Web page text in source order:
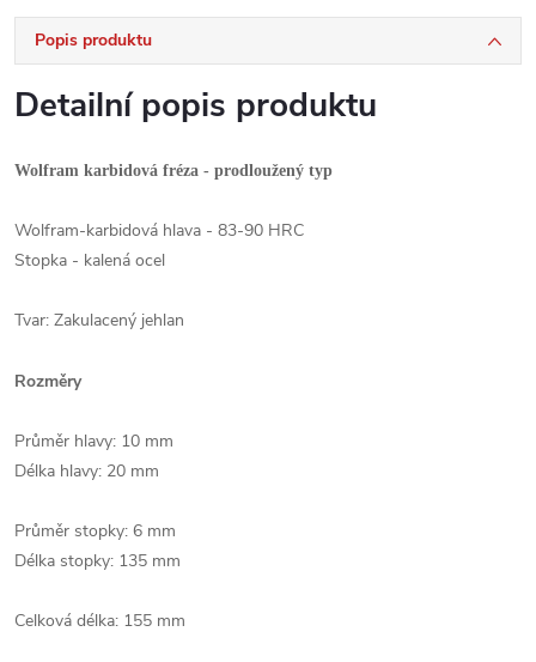
Popis produktu
Detailní popis produktu
Wolfram karbidová fréza - prodloužený typ
Wolfram-karbidová hlava - 83-90 HRC
Stopka - kalená ocel
Tvar: Zakulacený jehlan
Rozměry
Průměr hlavy: 10 mm
Délka hlavy: 20 mm
Průměr stopky: 6 mm
Délka stopky: 135 mm
Celková délka: 155 mm